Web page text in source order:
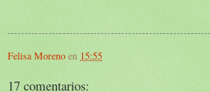
Felisa Moreno en 15:55
17 comentarios: